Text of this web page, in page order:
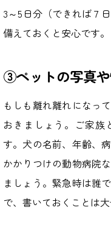
3～5日分（できれば７
備えておくと安心です。
③ペットの写真
もしも離れ離れになっ
おきましょう。ご家族
す。犬の名前、年齢、
かかりつけの動物病院
ましょう。緊急時は誰
で、書いておくことは大